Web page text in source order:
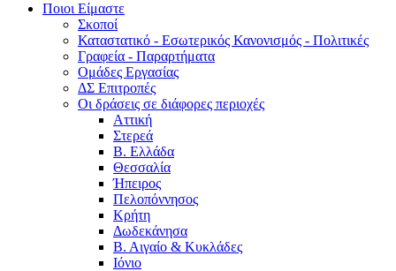
Ποιοι Είμαστε
Σκοποί
Καταστατικό - Εσωτερικός Κανονισμός - Πολιτικές
Γραφεία - Παραρτήματα
Ομάδες Εργασίας
ΔΣ Επιτροπές
Οι δράσεις σε διάφορες περιοχές
Αττική
Στερεά
Β. Ελλάδα
Θεσσαλία
Ήπειρος
Πελοπόννησος
Κρήτη
Δωδεκάνησα
Β. Αιγαίο & Κυκλάδες
Ιόνιο